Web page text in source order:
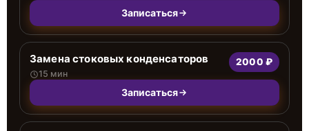
Записаться
Замена стоковых конденсаторов
15 мин
2000 ₽
Записаться